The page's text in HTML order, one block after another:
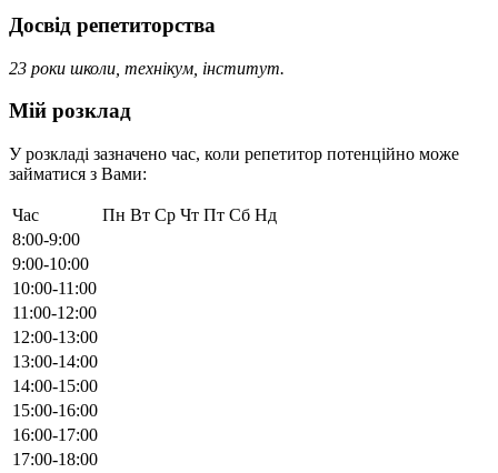
Досвід репетиторства
23 роки школи, технікум, інститут.
Мій розклад
У розкладі зазначено час, коли репетитор потенційно може
займатися з Вами:
Час Пн Вт Ср Чт Пт Сб Нд
8:00-9:00
9:00-10:00
10:00-11:00
11:00-12:00
12:00-13:00
13:00-14:00
14:00-15:00
15:00-16:00
16:00-17:00
17:00-18:00